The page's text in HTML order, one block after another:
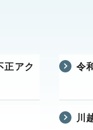
正アク
令
川